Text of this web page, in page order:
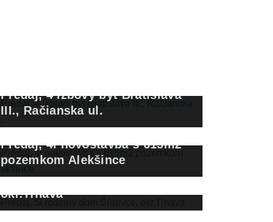
Predaj, 4 izbový byt Bratislava
III., Račianska ul.
Predaj, 4i novostavba s 615m2
pozemkom Alekšince
Predaj, 5i rodinný dom Šúrovce,
okr.Trnava